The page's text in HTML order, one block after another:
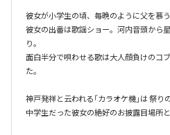
彼女が小学生の頃、毎晩のように父を慕
彼女の出番は歌謡ショー。河内音頭から
り。
面白半分で唄わせる歌は大人顔負けのコ
た。
神戸発祥と云われる「カラオケ機｣は 祭り
中学生だった彼女の絶好のお披露目場所と